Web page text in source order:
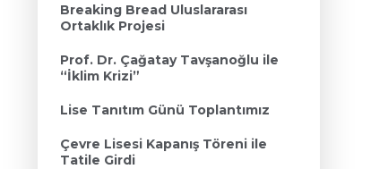
Breaking Bread Uluslararası
Ortaklık Projesi
Prof. Dr. Çağatay Tavşanoğlu ile
“İklim Krizi”
Lise Tanıtım Günü Toplantımız
Çevre Lisesi Kapanış Töreni ile
Tatile Girdi